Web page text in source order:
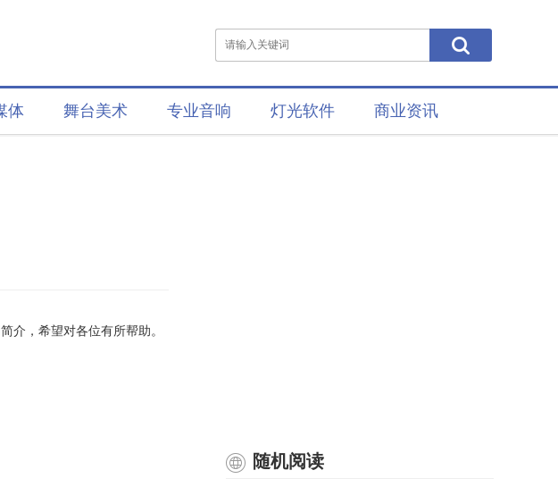
体 舞台美术 专业音响 灯光软件 商业资讯
介，希望对各位有所帮助。
随机阅读